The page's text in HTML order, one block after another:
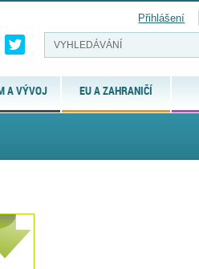
A VÝVOJ EU A ZAHRANIČÍ
Přihlášení